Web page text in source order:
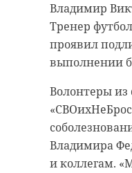
Владимир
Тренер
проявил
выполнении
Волонтеры из
Владимира
и коллегам.